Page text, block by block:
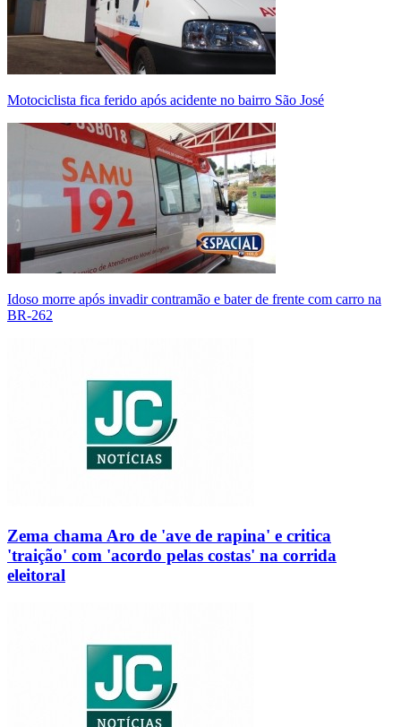
Motociclista fica ferido após acidente no bairro São José
Idoso morre após invadir contramão e bater de frente com carro na
BR-262
Zema chama Aro de 'ave de rapina' e critica
'traição' com 'acordo pelas costas' na corrida
eleitoral